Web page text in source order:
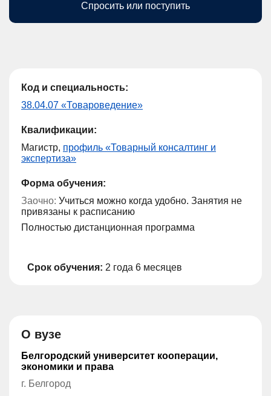
Спросить или поступить
Код и специальность:
38.04.07 «Товароведение»
Квалификации:
Магистр, профиль «Товарный консалтинг и
экспертиза»
Форма обучения:
Заочно: Учиться можно когда удобно. Занятия не
привязаны к расписанию
Полностью дистанционная программа
Срок обучения: 2 года 6 месяцев
О вузе
Белгородский университет кооперации,
экономики и права
г. Белгород